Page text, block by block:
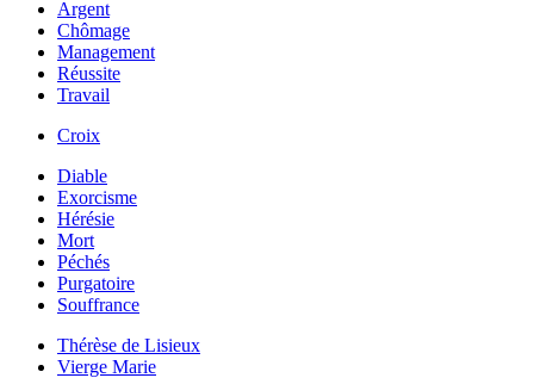
Argent
Chômage
Management
Réussite
Travail
Croix
Diable
Exorcisme
Hérésie
Mort
Péchés
Purgatoire
Souffrance
Thérèse de Lisieux
Vierge Marie